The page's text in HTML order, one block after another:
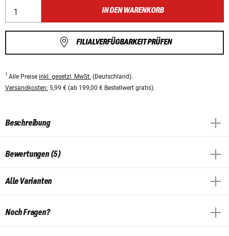
IN DEN WARENKORB
FILIALVERFÜGBARKEIT PRÜFEN
1 Alle Preise inkl. gesetzl. MwSt. (Deutschland).
Versandkosten: 5,99 € (ab 199,00 € Bestellwert gratis).
Beschreibung
Bewertungen (5)
Alle Varianten
Noch Fragen?